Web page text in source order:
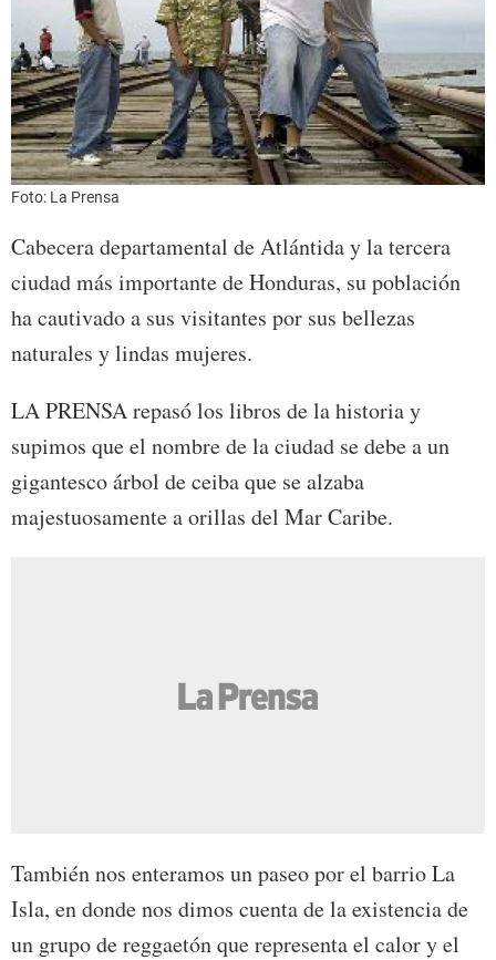
Foto: La Prensa
Cabecera departamental de Atlántida y la tercera
ciudad más importante de Honduras, su población
ha cautivado a sus visitantes por sus bellezas
naturales y lindas mujeres.
LA PRENSA repasó los libros de la historia y
supimos que el nombre de la ciudad se debe a un
gigantesco árbol de ceiba que se alzaba
majestuosamente a orillas del Mar Caribe.
También nos enteramos un paseo por el barrio La
Isla, en donde nos dimos cuenta de la existencia de
un grupo de reggaetón que representa el calor y el